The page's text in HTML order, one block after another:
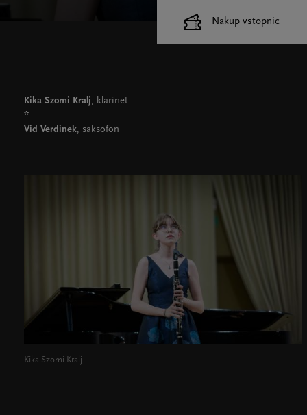
Kika Szomi Kralj, klarinet
*
Vid Verdinek, saksofon
Nakup vstopnic
Kika Szomi Kralj